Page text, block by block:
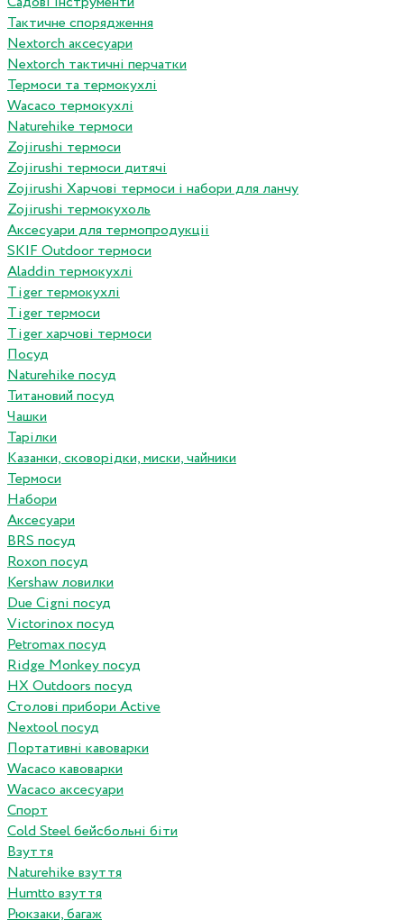
Тактичне спорядження
Nextorch аксесуари
Nextorch тактичні перчатки
Термоси та термокухлі
Wacaco термокухлі
Naturehike термоси
Zojirushi термоси
Zojirushi термоси дитячі
Zojirushi Харчові термоси і набори для ланчу
Zojirushi термокухоль
Аксесуари для термопродукціі
SKIF Outdoor термоси
Aladdin термокухлі
Tiger термокухлі
Tiger термоси
Tiger харчові термоси
Посуд
Naturehike посуд
Титановий посуд
Чашки
Тарілки
Казанки, сковорідки, миски, чайники
Термоси
Набори
Аксесуари
BRS посуд
Roxon посуд
Kershaw ловилки
Due Cigni посуд
Victorinox посуд
Petromax посуд
Ridge Monkey посуд
HX Outdoors посуд
Столові прибори Active
Nextool посуд
Портативні кавоварки
Wacaco кавоварки
Wacaco аксесуари
Спорт
Cold Steel бейсбольні біти
Взуття
Naturehike взуття
Humtto взуття
Рюкзаки, багаж